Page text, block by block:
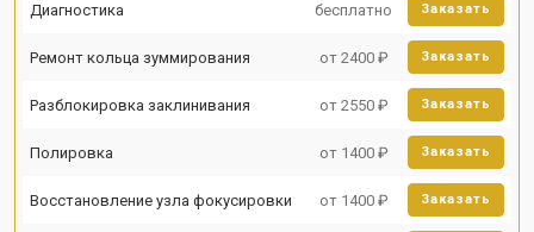
Диагностика бесплатно Заказать
Ремонт кольца зуммирования от 2400 ₽ Заказать
Разблокировка заклинивания от 2550 ₽ Заказать
Полировка от 1400 ₽ Заказать
Восстановление узла фокусировки от 1400 ₽ Заказать